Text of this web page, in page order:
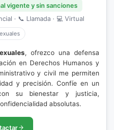
vigente y sin sanciones
· 📞 Llamada · 💻 Virtual
, ofrezco una defensa
en Derechos Humanos y
y civil me permiten
y precisión. Confíe en un
su bienestar y justicia,
absolutas.